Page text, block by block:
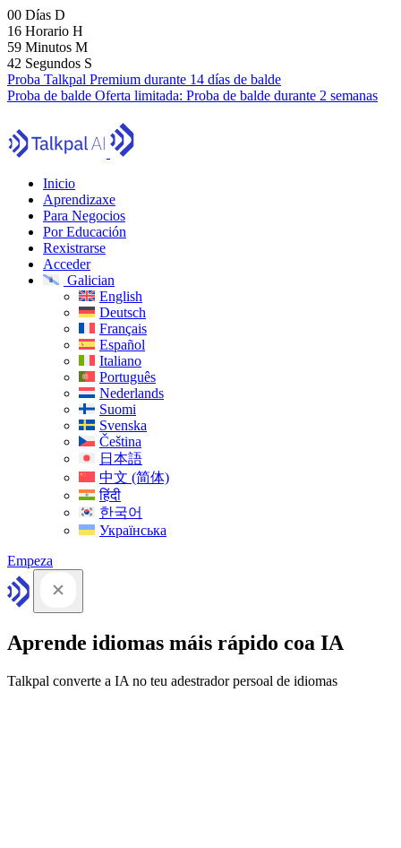
00 Días D
16 Horario H
59 Minutos M
41 Segundos S
Proba Talkpal Premium durante 14 días de balde
Proba de balde Oferta limitada: Proba de balde durante 2 semanas
Inicio
Aprendizaxe
Para Negocios
Por Educación
Rexistrarse
Acceder
Galician
English
Deutsch
Français
Español
Italiano
Português
Nederlands
Suomi
Svenska
Čeština
日本語
中文 (简体)
हिंदी
한국어
Українська
Empeza
Aprende idiomas máis rápido coa IA
Talkpal converte a IA no teu adestrador persoal de idiomas